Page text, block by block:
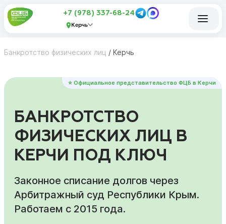
+7 (978) 337-68-24
Керчь
Банкротство физических лиц / Керчь
⭐ Официальное представительство ФЦБ в Керчи
БАНКРОТСТВО
ФИЗИЧЕСКИХ ЛИЦ В
КЕРЧИ ПОД КЛЮЧ
Законное списание долгов через
Арбитражный суд Республики Крым.
Работаем с 2015 года.